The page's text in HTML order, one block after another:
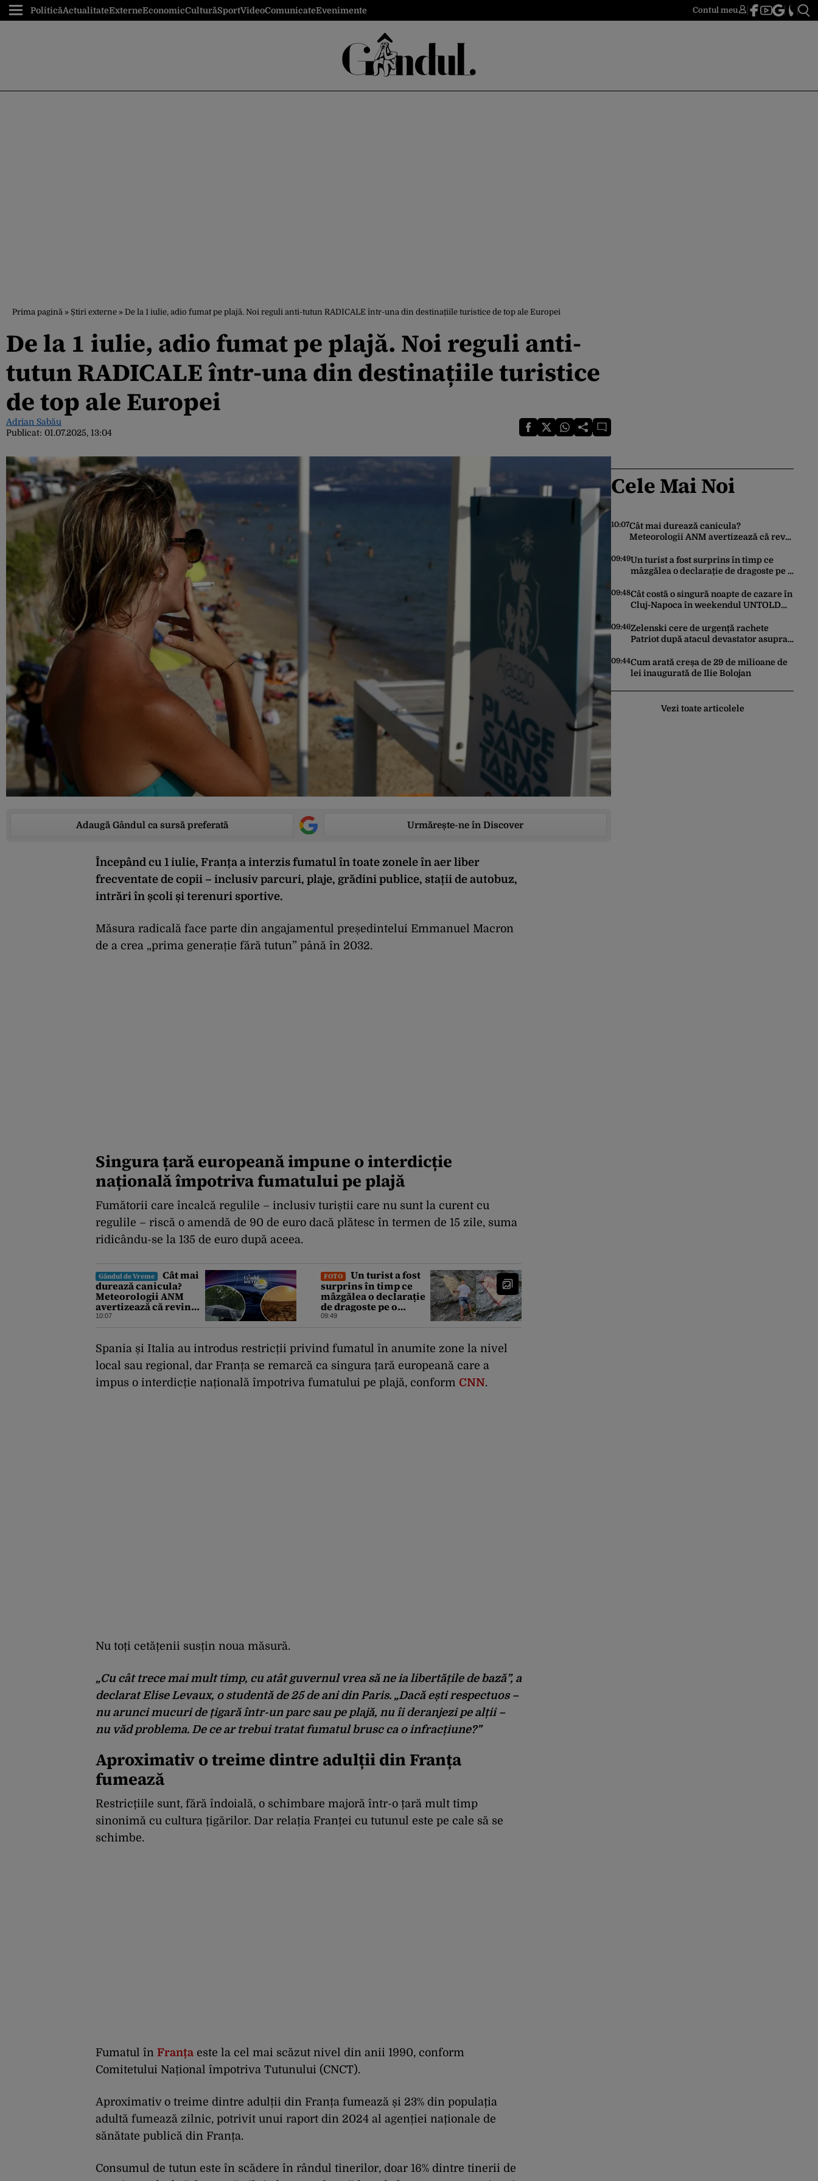
PoliticăActualitateExterneEconomicCulturăSportVideoComunicateEvenimente Contul meu
Prima pagină » Știri externe » De la 1 iulie, adio fumat pe plajă. Noi reguli anti-tutun RADICALE într-una din destinațiile turistice de top ale Europei
De la 1 iulie, adio fumat pe plajă. Noi reguli anti-
tutun RADICALE într-una din destinațiile turistice
de top ale Europei
Adrian Sabău
Publicat: 01.07.2025, 13:04
Adaugă Gândul ca sursă preferată Urmărește-ne în Discover
Începând cu 1 iulie, Franța a interzis fumatul în toate zonele în aer liber
frecventate de copii – inclusiv parcuri, plaje, grădini publice, stații de autobuz,
intrări în școli și terenuri sportive.
Măsura radicală face parte din angajamentul președintelui Emmanuel Macron
de a crea „prima generație fără tutun” până în 2032.
Singura țară europeană impune o interdicție
națională împotriva fumatului pe plajă
Fumătorii care încalcă regulile – inclusiv turiștii care nu sunt la curent cu
regulile – riscă o amendă de 90 de euro dacă plătesc în termen de 15 zile, suma
ridicându-se la 135 de euro după aceea.
Gândul de Vreme
Cât mai
durează canicula?
Meteorologii ANM
avertizează că revin
vijeliile și ploile
începând chiar de azi
10:07
FOTO
Un turist a fost
surprins în timp ce
mâzgălea o declarație
de dragoste pe o
stâncă de pe
furtună de comentarii
pe internet
09:49
Spania și Italia au introdus restricții privind fumatul în anumite zone la nivel
local sau regional, dar Franța se remarcă ca singura țară europeană care a
impus o interdicție națională împotriva fumatului pe plajă, conform CNN.
Nu toți cetățenii susțin noua măsură.
„Cu cât trece mai mult timp, cu atât guvernul vrea să ne ia libertățile de bază”, a
declarat Elise Levaux, o studentă de 25 de ani din Paris. „Dacă ești respectuos –
nu arunci mucuri de țigară într-un parc sau pe plajă, nu îi deranjezi pe alții –
nu văd problema. De ce ar trebui tratat fumatul brusc ca o infracțiune?”
Aproximativ o treime dintre adulții din Franța
fumează
Restricțiile sunt, fără îndoială, o schimbare majoră într-o țară mult timp
sinonimă cu cultura țigărilor. Dar relația Franței cu tutunul este pe cale să se
schimbe.
Fumatul în Franța este la cel mai scăzut nivel din anii 1990, conform
Comitetului Național împotriva Tutunului (CNCT).
Aproximativ o treime dintre adulții din Franța fumează și 23% din populația
adultă fumează zilnic, potrivit unui raport din 2024 al agenției naționale de
sănătate publică din Franța.
Consumul de tutun este în scădere în rândul tinerilor, doar 16% dintre tinerii de
Cele Mai Noi
10:07Cât mai durează canicula?
Meteorologii ANM avertizează că revin
zonele vizate, începând chiar de azi
09:49Un turist a fost surprins în timp ce
mâzgălea o declarație de dragoste pe o
stârnit o furtună de comentarii pe
internet
09:48Cât costă o singură noapte de cazare în
Cluj-Napoca în weekendul UNTOLD
record
09:46Zelenski cere de urgență rachete
Patriot după atacul devastator asupra
toate birocrațiile”
09:44Cum arată creșa de 29 de milioane de
lei inaugurată de Ilie Bolojan
Vezi toate articolele